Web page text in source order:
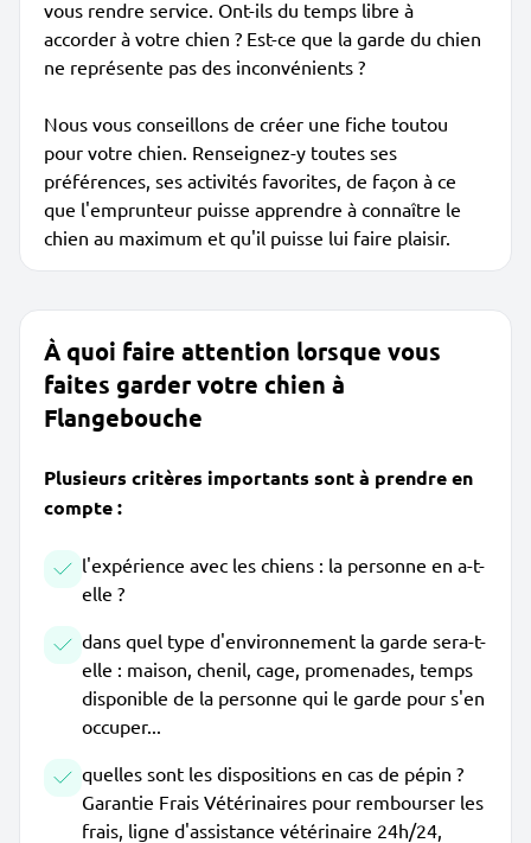
vous rendre service. Ont-ils du temps libre à
accorder à votre chien ? Est-ce que la garde du chien
ne représente pas des inconvénients ?
Nous vous conseillons de créer une fiche toutou
pour votre chien. Renseignez-y toutes ses
préférences, ses activités favorites, de façon à ce
que l'emprunteur puisse apprendre à connaître le
chien au maximum et qu'il puisse lui faire plaisir.
À quoi faire attention lorsque vous
faites garder votre chien à
Flangebouche
Plusieurs critères importants sont à prendre en
compte :
l'expérience avec les chiens : la personne en a-t-
elle ?
dans quel type d'environnement la garde sera-t-
elle : maison, chenil, cage, promenades, temps
disponible de la personne qui le garde pour s'en
occuper...
quelles sont les dispositions en cas de pépin ?
Garantie Frais Vétérinaires pour rembourser les
frais, ligne d'assistance vétérinaire 24h/24,